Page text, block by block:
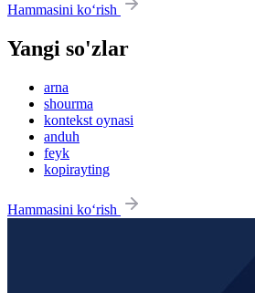
Hammasini ko‘rish
Yangi so'zlar
arna
shourma
kontekst oynasi
anduh
feyk
kopirayting
Hammasini ko‘rish